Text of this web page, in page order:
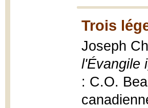
Trois
Joseph
l'Évangile
: C.O.